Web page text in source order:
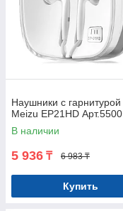
Наушники с гарнитурой
Meizu EP21HD Арт.5500
В наличии
5 936 ₸ 6 983 ₸
Купить